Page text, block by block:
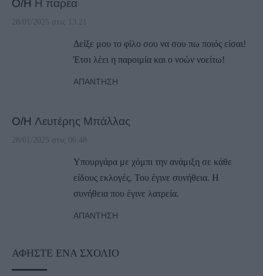
Ο/Η Η παρέα
28/01/2025 στις 13:21
Δείξε μου το φίλο σου να σου πω ποιός είσαι!
Έτσι λέει η παροιμία και ο νοών νοείτω!
ΑΠΆΝΤΗΣΗ
Ο/Η Λευτέρης Μπάλλας
28/01/2025 στις 06:48
Υπουργάρα με χόμπι την ανάμιξη σε κάθε
είδους εκλογές. Του έγινε συνήθεια. Η
συνήθεια που έγινε λατρεία.
ΑΠΆΝΤΗΣΗ
ΑΦΉΣΤΕ ΈΝΑ ΣΧΌΛΙΟ